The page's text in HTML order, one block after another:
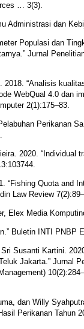
… 3(3).
Administrasi dan
Populasi dan
Jurnal
“Analisis
WebQual 4.0 dan
2(1):175–83.
Perikanan
2020. “Individual
“Fishing Quota and
Law Review
Elex Media
Buletin INTI PNBP
Susanti Kartini.
Jakarta.” Jurnal
dan Willy
Perikanan Tahun